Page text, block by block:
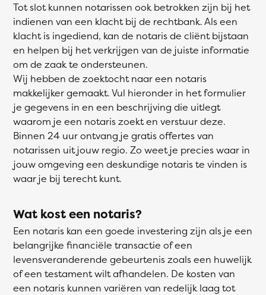
Tot slot kunnen notarissen ook betrokken zijn bij het
indienen van een klacht bij de rechtbank. Als een
klacht is ingediend, kan de notaris de cliënt bijstaan
en helpen bij het verkrijgen van de juiste informatie
om de zaak te ondersteunen.
Wij hebben de zoektocht naar een notaris
makkelijker gemaakt. Vul hieronder in het formulier
je gegevens in en een beschrijving die uitlegt
waarom je een notaris zoekt en verstuur deze.
Binnen 24 uur ontvang je gratis offertes van
notarissen uit jouw regio. Zo weet je precies waar in
jouw omgeving een deskundige notaris te vinden is
waar je bij terecht kunt.
Wat kost een notaris?
Een notaris kan een goede investering zijn als je een
belangrijke financiële transactie of een
levensveranderende gebeurtenis zoals een huwelijk
of een testament wilt afhandelen. De kosten van
een notaris kunnen variëren van redelijk laag tot